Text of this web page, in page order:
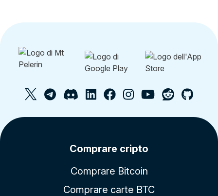
Comprare cripto
Comprare Bitcoin
Comprare carte BTC